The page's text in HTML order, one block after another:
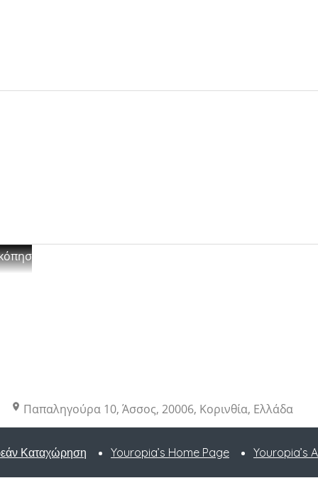
Παπαληγούρα 10, Άσσος, 20006, Κορινθία, Ελλάδα
Καταχώρηση Youropia’s Home Page Youropia’s